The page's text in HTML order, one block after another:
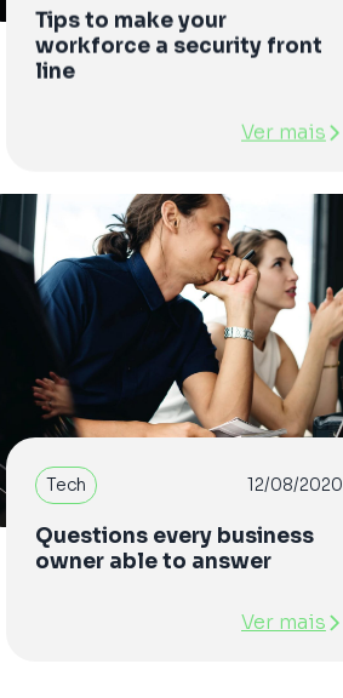
Tips to make your
workforce a security front
line
Ver mais
Tech 12/08/2020
Questions every business
owner able to answer
Ver mais